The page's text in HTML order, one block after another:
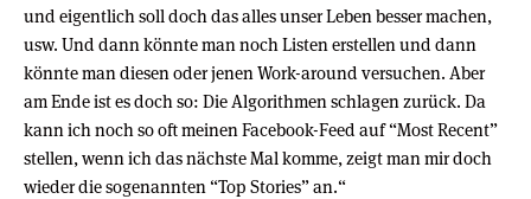
und eigentlich soll doch das alles unser Leben besser machen,
usw. Und dann könnte man noch Listen erstellen und dann
könnte man diesen oder jenen Work-around versuchen. Aber
am Ende ist es doch so: Die Algorithmen schlagen zurück. Da
kann ich noch so oft meinen Facebook-Feed auf “Most Recent”
stellen, wenn ich das nächste Mal komme, zeigt man mir doch
wieder die sogenannten “Top Stories” an.“